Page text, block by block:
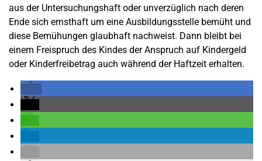
aus der Untersuchungshaft oder unverzüglich nach deren
Ende sich ernsthaft um eine Ausbildungsstelle bemüht und
diese Bemühungen glaubhaft nachweist. Dann bleibt bei
einem Freispruch des Kindes der Anspruch auf Kindergeld
oder Kinderfreibetrag auch während der Haftzeit erhalten.